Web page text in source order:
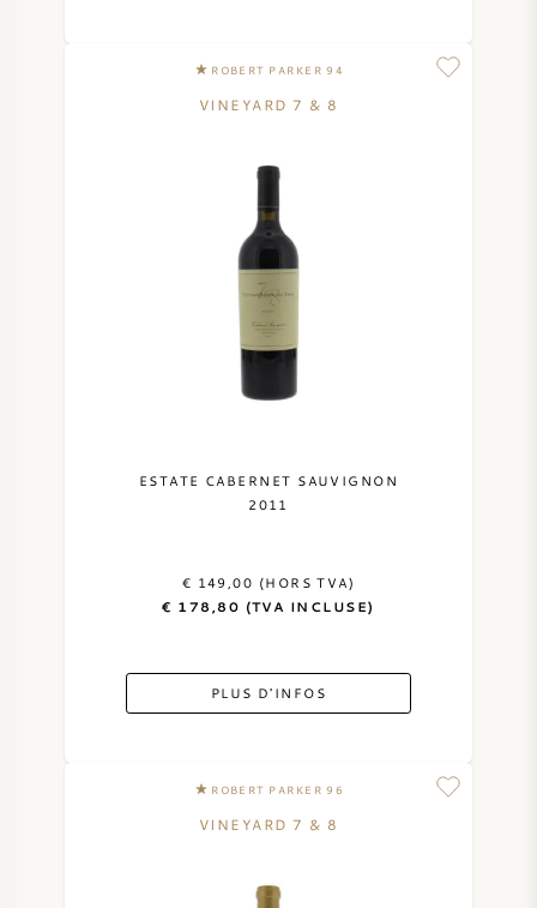
ROBERT PARKER 94
VINEYARD 7 & 8
ESTATE CABERNET SAUVIGNON
2011
€ 149,00 (HORS TVA)
€ 178,80 (TVA INCLUSE)
PLUS D'INFOS
ROBERT PARKER 96
VINEYARD 7 & 8